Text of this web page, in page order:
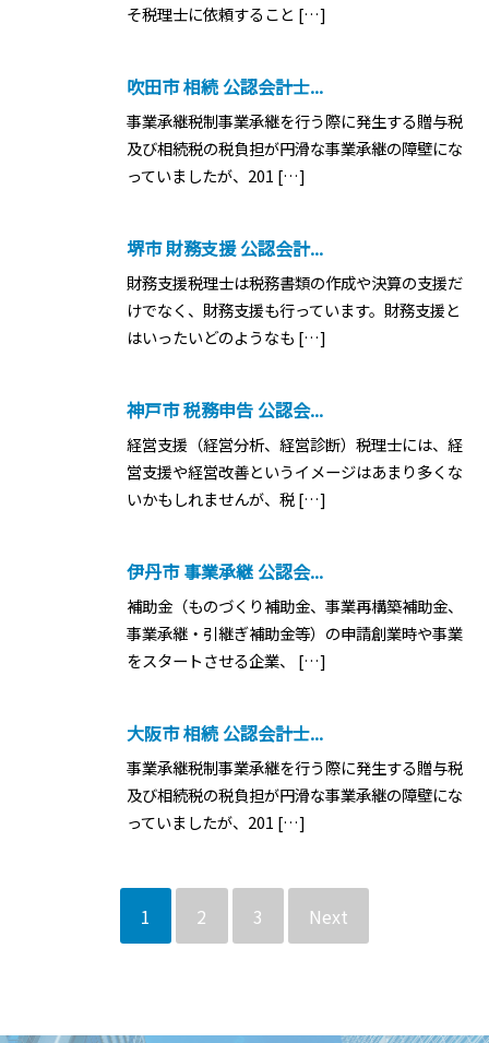
そ税理士に依頼すること […]
吹田市 相続 公認会計士...
事業承継税制事業承継を行う際に発生する贈与税
及び相続税の税負担が円滑な事業承継の障壁にな
っていましたが、201 […]
堺市 財務支援 公認会計...
財務支援税理士は税務書類の作成や決算の支援だ
けでなく、財務支援も行っています。財務支援と
はいったいどのようなも […]
神戸市 税務申告 公認会...
経営支援（経営分析、経営診断）税理士には、経
営支援や経営改善というイメージはあまり多くな
いかもしれませんが、税 […]
伊丹市 事業承継 公認会...
補助金（ものづくり補助金、事業再構築補助金、
事業承継・引継ぎ補助金等）の申請創業時や事業
をスタートさせる企業、 […]
大阪市 相続 公認会計士...
事業承継税制事業承継を行う際に発生する贈与税
及び相続税の税負担が円滑な事業承継の障壁にな
っていましたが、201 […]
1 2 3 Next